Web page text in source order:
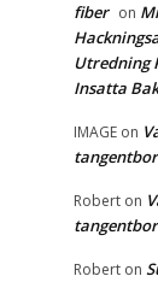
fiber on
Utredning
Insatta
IMAGE on
Robert on
Robert on